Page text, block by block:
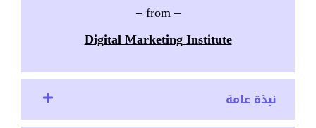
– from –
Digital Marketing Institute
نبذة عامة